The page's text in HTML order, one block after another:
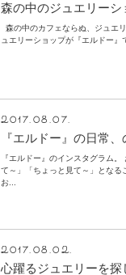
森の中のジュエリーシ
森の中のカフェならぬ、ジュエ
ュエリーショップが『エルドー』
2017.08.07.
『エルドー』の日常
『エルドー』のインスタグラム
て～」「ちょっと見て～」とな
お...
2017.08.02.
心躍るジュエリーを探